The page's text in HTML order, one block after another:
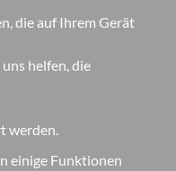
die auf Ihrem Gerät
helfen, die
werden.
einige Funktionen